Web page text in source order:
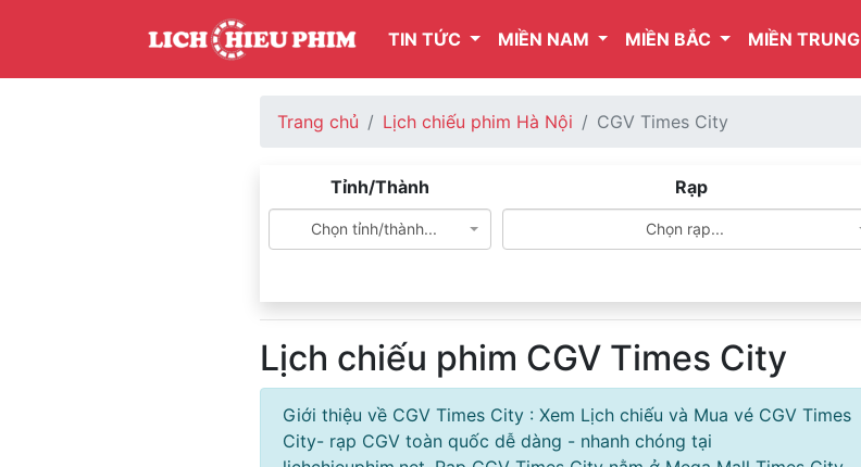
TIN TỨC MIỀN NAM MIỀN BẮC MIỀN TRUNG
Trang chủ Lịch chiếu phim Hà Nội CGV Times City
Tỉnh/Thành
Chọn tỉnh/thành...
Rạp
Chọn rạp...
Lịch chiếu phim CGV Times City
Giới thiệu về CGV Times City : Xem Lịch chiếu và Mua vé CGV Times
City- rạp CGV toàn quốc dễ dàng - nhanh chóng tại